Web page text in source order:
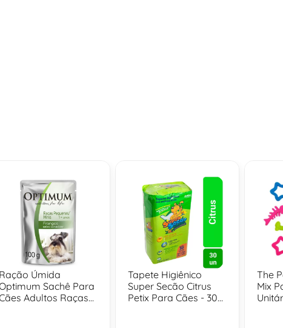
Ração Úmida
Sachê Para
Adultos Raças
Tapete Higiênico
Super Secão Citrus
Petix Para Cães - 30
The
Mix